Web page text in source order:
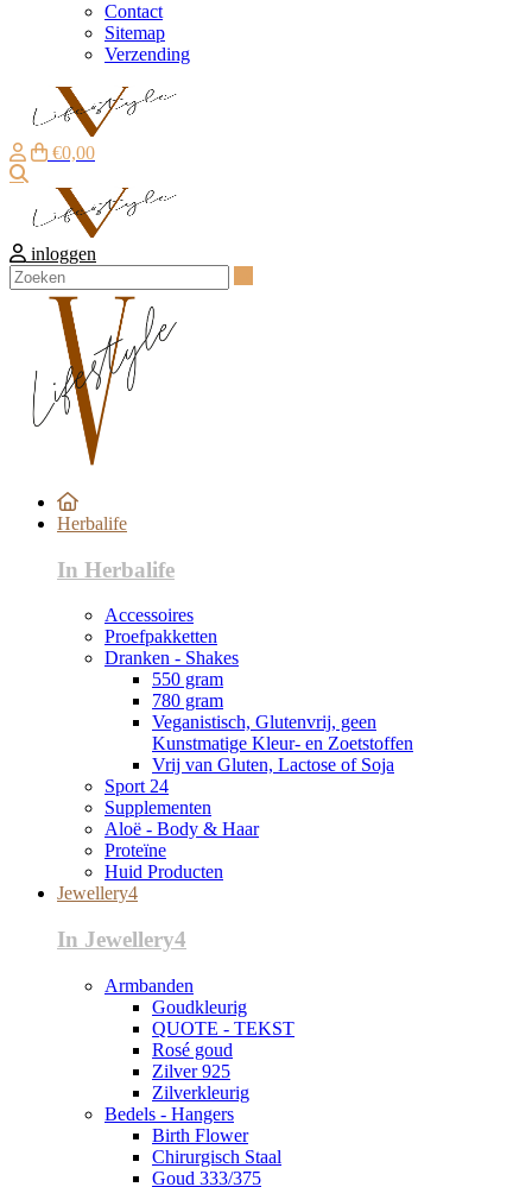
Contact
Sitemap
Verzending
€0,00
inloggen
Herbalife
In Herbalife
Accessoires
Proefpakketten
Dranken - Shakes
550 gram
780 gram
Veganistisch, Glutenvrij, geen
Kunstmatige Kleur- en Zoetstoffen
Vrij van Gluten, Lactose of Soja
Sport 24
Supplementen
Aloë - Body & Haar
Proteïne
Huid Producten
Jewellery4
In Jewellery4
Armbanden
Goudkleurig
QUOTE - TEKST
Rosé goud
Zilver 925
Zilverkleurig
Bedels - Hangers
Birth Flower
Chirurgisch Staal
Goud 333/375